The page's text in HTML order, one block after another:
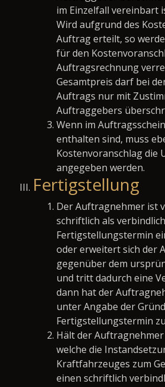
im Einzelfall vereinbart
Wird aufgrund des
Auftrag erteilt, so
für den
Auftragsrechnung
Gesamtpreis darf bei
Auftrags nur mit
Auftraggebers
Wenn im
enthalten sind, muss
Kostenvoranschlag die
angegeben werden.
Fertigstellung
Der Auftragnehmer ist
schriftlich als
Fertigstellungstermin
oder erweitert sich der
gegenüber dem
und tritt dadurch eine
dann hat der
unter Angabe der
Fertigstellungstermin
Hält der
welche die
Kraftfahrzeuges zum
einen schriftlich